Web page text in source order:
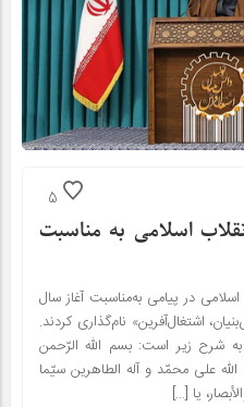
5
اسلامی به مناسبت
در پیامی به‌مناسبت آغاز سال
اشتغال‌آفرین» نام‌گذاری کردند.
به شرح زیر است: بسم الله الرّحمن
علی محمّد و آله الطاهرین سیّما
یا […]